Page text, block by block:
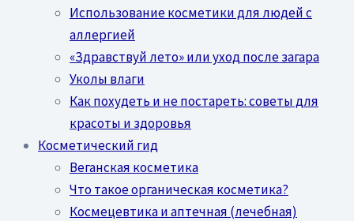
Использование косметики для людей с
аллергией
«Здравствуй лето» или уход после загара
Уколы влаги
Как похудеть и не постареть: советы для
красоты и здоровья
Косметический гид
Веганская косметика
Что такое органическая косметика?
Космецевтика и аптечная (лечебная)